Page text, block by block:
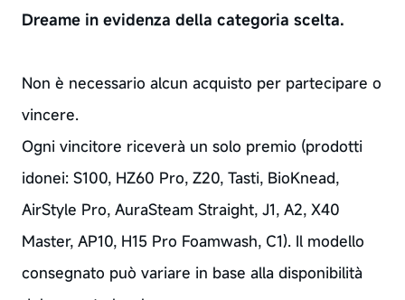
Dreame in evidenza della categoria scelta.
Non è necessario alcun acquisto per partecipare o
vincere.
Ogni vincitore riceverà un solo premio (prodotti
idonei: S100, HZ60 Pro, Z20, Tasti, BioKnead,
AirStyle Pro, AuraSteam Straight, J1, A2, X40
Master, AP10, H15 Pro Foamwash, C1). Il modello
consegnato può variare in base alla disponibilità